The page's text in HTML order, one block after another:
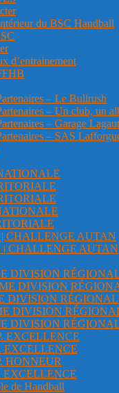
du BSC Handball
d’entrainement
– Le Bullrush
– Un club, un
– Garage
– SAS
| CHALLENGE AUTAN
| CHALLENGE AUTAN
DIVISION
DIVISION
DIVISION
DIVISION
DIVISION
EXCELLENCE
EXCELLENCE
HONNEUR
EXCELLENCE
de Handball